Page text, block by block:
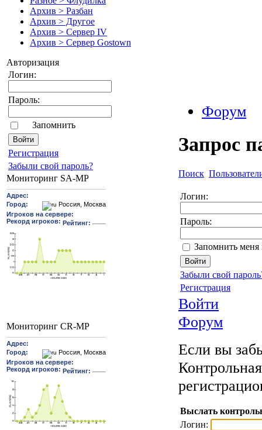
Архив > Разбан
Архив > Другое
Архив > Сервер IV
Архив > Сервер Gostown
Авторизация
Логин:
Пароль:
Запомнить
Pегиcтрaция
Забыли свой пароль?
Мониторинг SA-MP
Мониторинг CR-MP
Форум
Запрос
Поиск
Логин:
Пароль:
Запомнить меня
Забыли свой
Регистрация
Войти
Форум
Если вы
Выслать
Логин: